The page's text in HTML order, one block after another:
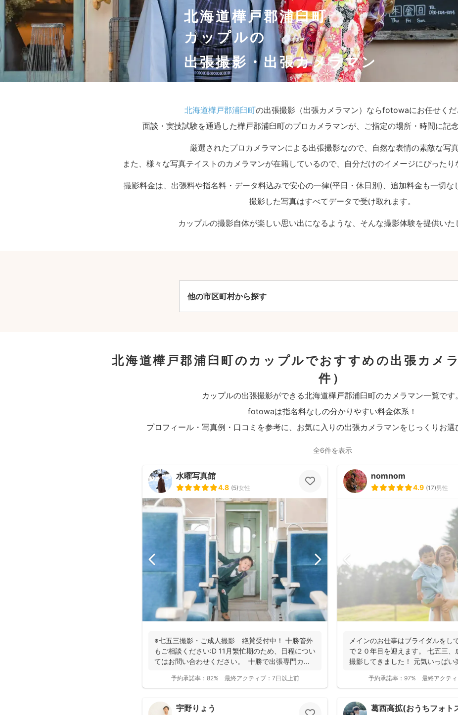
北海道樺戸郡浦臼町
カップルの
出張撮影・出張カメラマン
北海道樺戸郡浦臼町の出張撮影（出張カメラマン）ならfotowaにお任せくだ
面談・実技試験を通過した樺戸郡浦臼町のプロカメラマンが、ご指定の場所・時間に記念
厳選されたプロカメラマンによる出張撮影なので、自然な表情の素敵な写真
また、様々な写真テイストのカメラマンが在籍しているので、自分だけのイメージにぴったり
撮影料金は、出張料や指名料・データ料込みで安心の一律(平日・休日別)、追加料金も一切な
撮影した写真はすべてデータで受け取れます。
カップルの撮影自体が楽しい思い出になるような、そんな撮影体験を提供いた
他の市区町村から探す
北海道樺戸郡浦臼町のカップルでおすすめの出張カメ
件）
カップルの出張撮影ができる北海道樺戸郡浦臼町のカメラマン一覧です。
fotowaは指名料なしの分かりやすい料金体系！
プロフィール・写真例・口コミを参考に、お気に入りの出張カメラマンをじっくりお選
全6件を表示
水曜写真館
4.8 (5)女性
※七五三撮影・ご成人撮影 絶賛受付中！ 十勝管外
もご相談ください:D 11月繁忙期のため、日程につい
てはお問い合わせください。 十勝で出張専門カ...
予約承諾率： 82% 最終アクティブ： 7日以上前
nomnom
4.9 (17)男性
メインのお仕事はブライダルをし
で２０年目を迎えます。 七五三、
撮影してきました！ 元気いっぱい
予約承諾率： 97% 最終アクティ
宇野りょう 葛西高拡(おうちフォト